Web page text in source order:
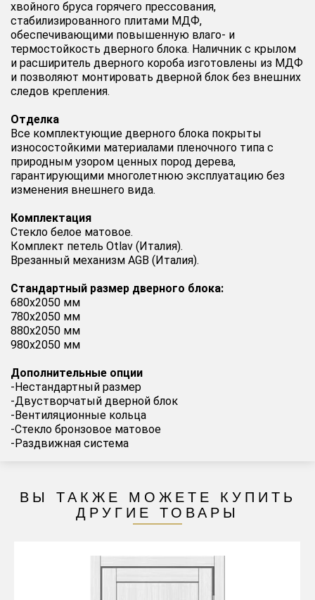
хвойного бруса горячего прессования,
стабилизированного плитами МДФ,
обеспечивающими повышенную влаго- и
термостойкость дверного блока. Наличник с крылом
и расширитель дверного короба изготовлены из МДФ
и позволяют монтировать дверной блок без внешних
следов крепления.
Отделка
Все комплектующие дверного блока покрыты
износостойкими материалами пленочного типа с
природным узором ценных пород дерева,
гарантирующими многолетнюю эксплуатацию без
изменения внешнего вида.
Комплектация
Стекло белое матовое.
Комплект петель Otlav (Италия).
Врезанный механизм AGB (Италия).
Стандартный размер дверного блока:
680x2050 мм
780х2050 мм
880х2050 мм
980х2050 мм
Дополнительные опции
-Нестандартный размер
-Двустворчатый дверной блок
-Вентиляционные кольца
-Стекло бронзовое матовое
-Раздвижная система
ВЫ ТАКЖЕ МОЖЕТЕ КУПИТЬ
ДРУГИЕ ТОВАРЫ